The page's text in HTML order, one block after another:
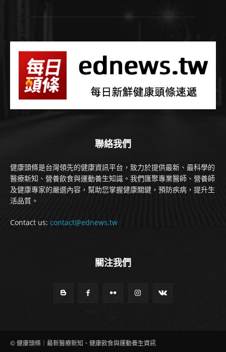
聯絡我們
健康頭條是台灣領先的健康資訊平台，致力於提供最新、最科學的
醫療新知、營養飲食與運動養生知識。我們匯聚專業醫師、營養師
及健康專家的嚴選內容，幫助您掌握健康關鍵，預防疾病，提升生
活品質。
Contact us: contact@ednews.tw
關注我們
© 健康頭條｜最新醫療新知、健康飲食與運動養生資訊